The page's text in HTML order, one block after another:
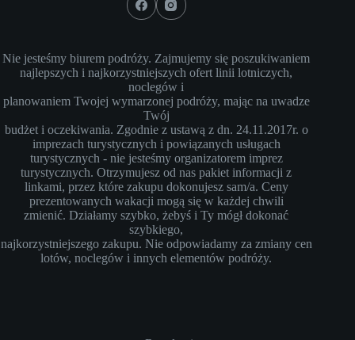
Nie jesteśmy biurem podróży. Zajmujemy się poszukiwaniem
najlepszych i najkorzystniejszych ofert linii lotniczych,
noclegów i
planowaniem Twojej wymarzonej podróży, mając na uwadze
Twój
budżet i oczekiwania. Zgodnie z ustawą z dn. 24.11.2017r. o
imprezach turystycznych i powiązanych usługach
turystycznych - nie jesteśmy organizatorem imprez
turystycznych. Otrzymujesz od nas pakiet informacji z
linkami, przez które zakupu dokonujesz sam/a. Ceny
prezentowanych wakacji mogą się w każdej chwili
zmienić. Działamy szybko, żebyś i Ty mógł dokonać
szybkiego,
najkorzystniejszego zakupu. Nie odpowiadamy za zmiany cen
lotów, noclegów i innych elementów podróży.